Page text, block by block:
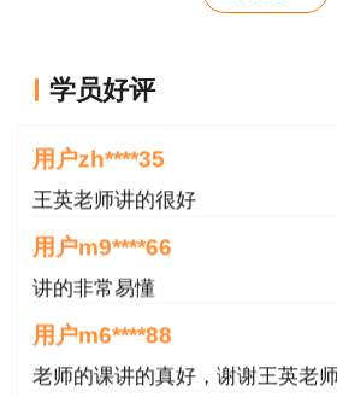
注：《建设工程造价管理》
价》为基础科目；《建设工程
设工程造价案例分析》为专业
工程、交通运输工程、水利工
业类别，报考人员可根据实际
学员好评
用户m1****68
用户zh****35
王英老师讲的很好
用户m9****66
讲的非常易懂
用户m6****88
老师的课讲的真好，谢谢王英老